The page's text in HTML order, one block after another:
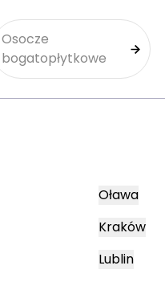
Osocze
bogatopłytkowe
Oława
Kraków
Lublin